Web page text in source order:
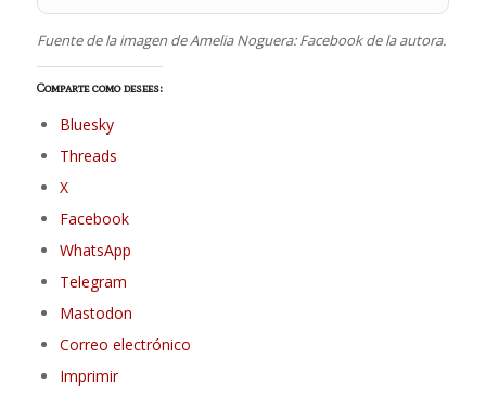
Fuente de la imagen de Amelia Noguera: Facebook de la autora.
Comparte como desees:
Bluesky
Threads
X
Facebook
WhatsApp
Telegram
Mastodon
Correo electrónico
Imprimir